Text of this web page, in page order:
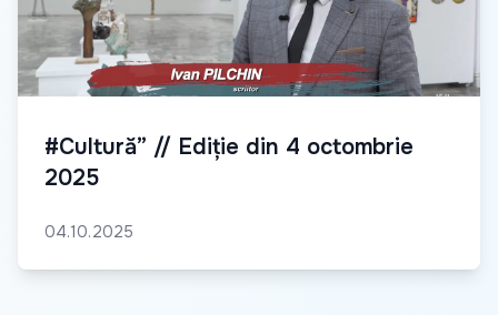
#Cultură” // Ediție din 4 octombrie
2025
04.10.2025